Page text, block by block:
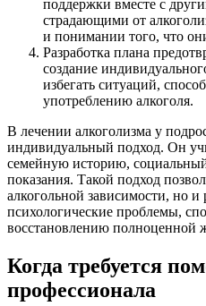
поддержки вместе с
страдающими от
и понимании того, что
Разработка плана
создание
избегать ситуаций,
употреблению алкоголя.
В лечении алкоголизма у
индивидуальный подход. Он
семейную историю,
показания. Такой подход
алкогольной зависимости, но
психологические проблемы,
восстановлению полноценной
Когда требуется
профессионала